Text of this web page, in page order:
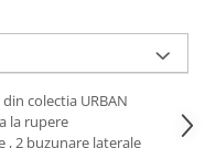
colectia URBAN
la rupere
, 2 buzunare laterale